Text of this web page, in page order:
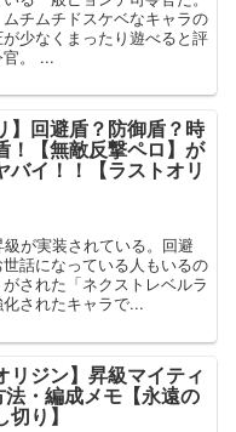
チムチドスケベなキャラの
少なくまったり遊べると評
。 ...
】回避盾？防御盾？時
！【無敵反撃ペロ】が
バイ！！【ラストオリ
が実装されている。回避
話になっている人もいるの
された「ネクストレベルラ
されたキャラで...
リジン】昇級マイティ
・編成メモ【永遠の
り】